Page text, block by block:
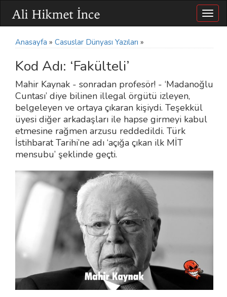
Anasayfa » Casuslar Dünyası Yazıları »
Kod Adı: ‘Fakülteli’
Mahir Kaynak - sonradan profesör! - ‘Madanoğlu
Cuntası’ diye bilinen illegal örgütü izleyen,
belgeleyen ve ortaya çıkaran kişiydi. Teşekkül
üyesi diğer arkadaşları ile hapse girmeyi kabul
etmesine rağmen arzusu reddedildi. Türk
İstihbarat Tarihi’ne adı ‘açığa çıkan ilk MİT
mensubu’ şeklinde geçti.